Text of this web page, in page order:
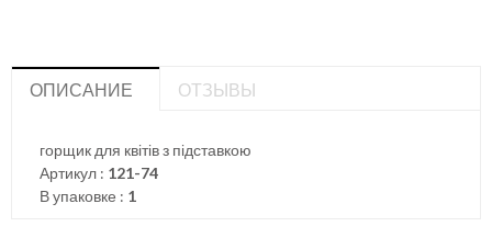
ОПИСАНИЕ ОТЗЫВЫ
горщик для квітів з підставкою
Артикул : 121-74
В упаковке : 1